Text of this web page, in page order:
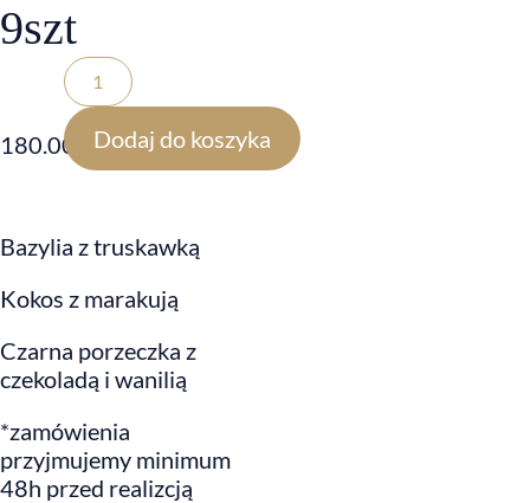
9szt
180.00 złDodaj do koszyka
Bazylia z truskawką
Kokos z marakują
Czarna porzeczka z
czekoladą i wanilią
*zamówienia
przyjmujemy minimum
48h przed realizcją